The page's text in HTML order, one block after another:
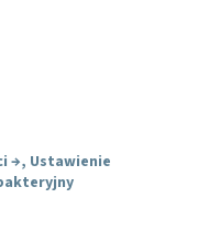
→, Ustawienie